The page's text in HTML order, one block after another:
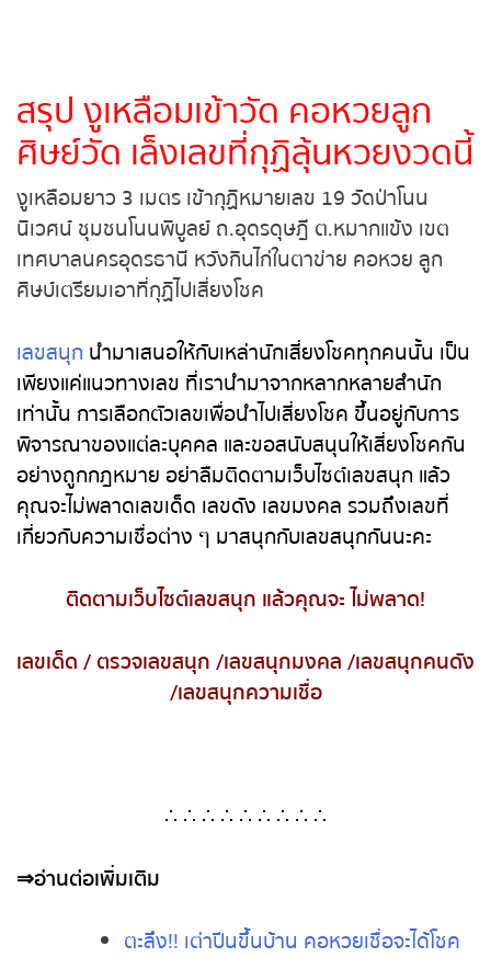
หวยหุ้นดาวโจนส์
สรุปงูเหลือมเข้าวัด คอหวยลูก
ศิษย์วัด เล็งเลขที่กุฏิลุ้นหวยงวด
นี้
งูเหลือมยาว 3 เมตร เข้ากุฏิหมายเลข 19 วัดป่าโนน
เทศบาลนครอุดรธานี หวังกินไก่ในตาข่าย คอหวย ลูก
ศิษบ์เตรียมเอาที่กุฏิไปเสี่ยงโชค
เลขสนุกนำมาเสนอให้กับเหล่านักเสี่ยงโชคทุกคนนั้น
เป็นเพียงแค่แนวทางเลข ที่เรานำมาจากหลากหลาย
สำนักเท่านั้น การเลือกตัวเลขเพื่อนำไปเสี่ยงโชค ขึ้นอยู่
กับการพิจารณาของแต่ละบุคคล และขอสนับสนุนให้
เลขสนุก แล้วคุณจะไม่พลาดเลขเด็ด เลขดัง เลขมงคล
สนุกกันนะคะ
ดัง/ เลขสนุกความเชื่อ
∴ ∴ ∴ ∴ ∴ ∴ ∴ ∴ ∴